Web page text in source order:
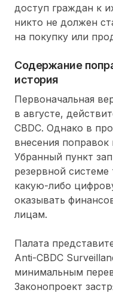
доступ граждан к
никто не должен
на покупку или
Содержание
история
Первоначальная
в августе,
CBDC. Однако в
внесения
Убранный пункт
резервной системе
какую-либо
оказывать
лицам.
Палата
Anti-CBDC
минимальным
Законопроект